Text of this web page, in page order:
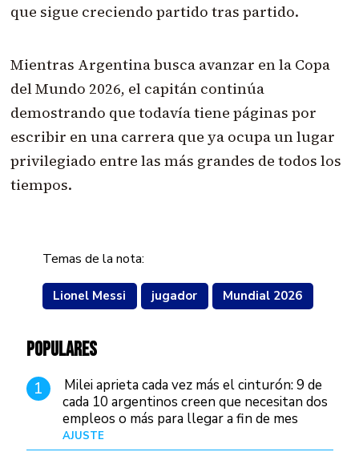
que sigue creciendo partido tras partido.
Mientras Argentina busca avanzar en la Copa
del Mundo 2026, el capitán continúa
demostrando que todavía tiene páginas por
escribir en una carrera que ya ocupa un lugar
privilegiado entre las más grandes de todos los
tiempos.
Temas de la nota:
Lionel Messi jugador Mundial 2026
POPULARES
1
Milei aprieta cada vez más el cinturón: 9 de
cada 10 argentinos creen que necesitan dos
empleos o más para llegar a fin de mes
AJUSTE